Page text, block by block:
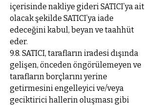
içerisinde nakliye gideri SATICI’ya ait
olacak şekilde SATICI’ya iade
edeceğini kabul, beyan ve taahhüt
eder.
9.8. SATICI, tarafların iradesi dışında
gelişen, önceden öngörülemeyen ve
tarafların borçlarını yerine
getirmesini engelleyici ve/veya
geciktirici hallerin oluşması gibi